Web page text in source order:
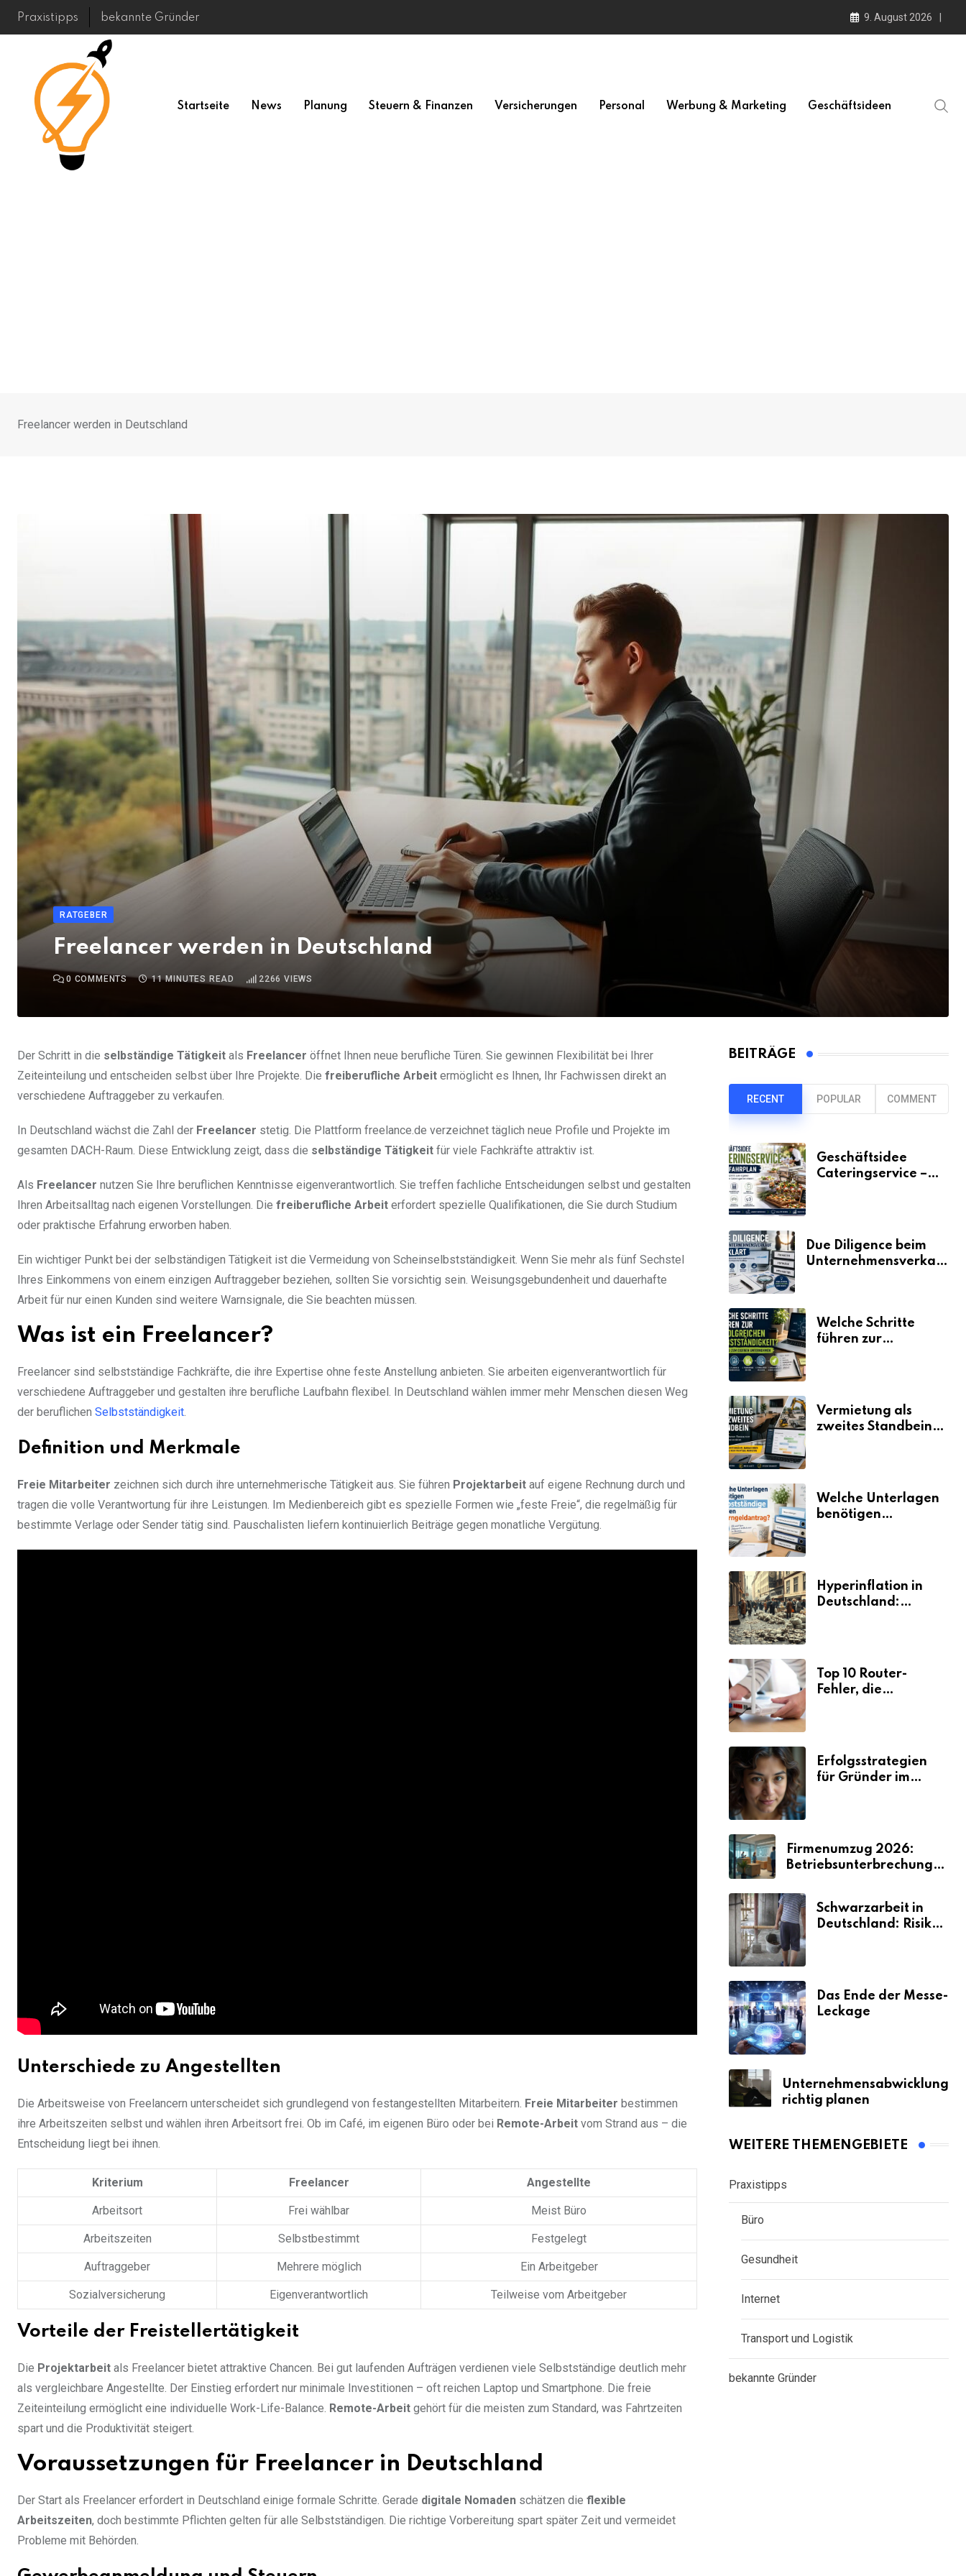
Skip
Praxistipps bekannte Gründer 9. August 2026
Startseite News Planung Steuern & Finanzen Versicherungen Personal Werbung & Marketing Geschäftsideen
Freelancer werden in Deutschland
RATGEBER
Freelancer werden in Deutschland
0 COMMENTS 11 MINUTES READ 2266 VIEWS
Der Schritt in die selbständige Tätigkeit als Freelancer öffnet Ihnen neue berufliche Türen. Sie gewinnen Flexibilität bei Ihrer
Zeiteinteilung und entscheiden selbst über Ihre Projekte. Die freiberufliche Arbeit ermöglicht es Ihnen, Ihr Fachwissen direkt an
verschiedene Auftraggeber zu verkaufen.
In Deutschland wächst die Zahl der Freelancer stetig. Die Plattform freelance.de verzeichnet täglich neue Profile und Projekte im
gesamten DACH-Raum. Diese Entwicklung zeigt, dass die selbständige Tätigkeit für viele Fachkräfte attraktiv ist.
Als Freelancer nutzen Sie Ihre beruflichen Kenntnisse eigenverantwortlich. Sie treffen fachliche Entscheidungen selbst und gestalten
Ihren Arbeitsalltag nach eigenen Vorstellungen. Die freiberufliche Arbeit erfordert spezielle Qualifikationen, die Sie durch Studium
oder praktische Erfahrung erworben haben.
Ein wichtiger Punkt bei der selbständigen Tätigkeit ist die Vermeidung von Scheinselbstständigkeit. Wenn Sie mehr als fünf Sechstel
Ihres Einkommens von einem einzigen Auftraggeber beziehen, sollten Sie vorsichtig sein. Weisungsgebundenheit und dauerhafte
Arbeit für nur einen Kunden sind weitere Warnsignale, die Sie beachten müssen.
Was ist ein Freelancer?
Freelancer sind selbstständige Fachkräfte, die ihre Expertise ohne feste Anstellung anbieten. Sie arbeiten eigenverantwortlich für
verschiedene Auftraggeber und gestalten ihre berufliche Laufbahn flexibel. In Deutschland wählen immer mehr Menschen diesen Weg
der beruflichen Selbstständigkeit.
Definition und Merkmale
Freie Mitarbeiter zeichnen sich durch ihre unternehmerische Tätigkeit aus. Sie führen Projektarbeit auf eigene Rechnung durch und
tragen die volle Verantwortung für ihre Leistungen. Im Medienbereich gibt es spezielle Formen wie „feste Freie“, die regelmäßig für
bestimmte Verlage oder Sender tätig sind. Pauschalisten liefern kontinuierlich Beiträge gegen monatliche Vergütung.
Unterschiede zu Angestellten
Die Arbeitsweise von Freelancern unterscheidet sich grundlegend von festangestellten Mitarbeitern. Freie Mitarbeiter bestimmen
ihre Arbeitszeiten selbst und wählen ihren Arbeitsort frei. Ob im Café, im eigenen Büro oder bei Remote-Arbeit vom Strand aus – die
Entscheidung liegt bei ihnen.
Kriterium Freelancer Angestellte
Arbeitsort Frei wählbar Meist Büro
Arbeitszeiten Selbstbestimmt Festgelegt
Auftraggeber Mehrere möglich Ein Arbeitgeber
Sozialversicherung Eigenverantwortlich Teilweise vom Arbeitgeber
Vorteile der Freistellertätigkeit
Die Projektarbeit als Freelancer bietet attraktive Chancen. Bei gut laufenden Aufträgen verdienen viele Selbstständige deutlich mehr
als vergleichbare Angestellte. Der Einstieg erfordert nur minimale Investitionen – oft reichen Laptop und Smartphone. Die freie
Zeiteinteilung ermöglicht eine individuelle Work-Life-Balance. Remote-Arbeit gehört für die meisten zum Standard, was Fahrtzeiten
spart und die Produktivität steigert.
Voraussetzungen für Freelancer in Deutschland
Der Start als Freelancer erfordert in Deutschland einige formale Schritte. Gerade digitale Nomaden schätzen die flexible
Arbeitszeiten, doch bestimmte Pflichten gelten für alle Selbstständigen. Die richtige Vorbereitung spart später Zeit und vermeidet
Probleme mit Behörden.
BEITRÄGE
RECENT POPULAR COMMENT
Geschäftsidee
Cateringservice –
Due Diligence beim
Unternehmensverkauf
Welche Schritte
führen zur
Vermietung als
zweites Standbein:
Umsätze machen
Welche Unterlagen
benötigen
Hyperinflation in
Deutschland:
Top 10 Router-
Fehler, die
Erfolgsstrategien
für Gründer im
Firmenumzug 2026:
Betriebsunterbrechungen
Schwarzarbeit in
Deutschland: Risiken
Das Ende der Messe-
Leckage
Unternehmensabwicklung
richtig planen
WEITERE THEMENGEBIETE
Praxistipps
Büro
Gesundheit
Internet
Transport und Logistik
bekannte Gründer